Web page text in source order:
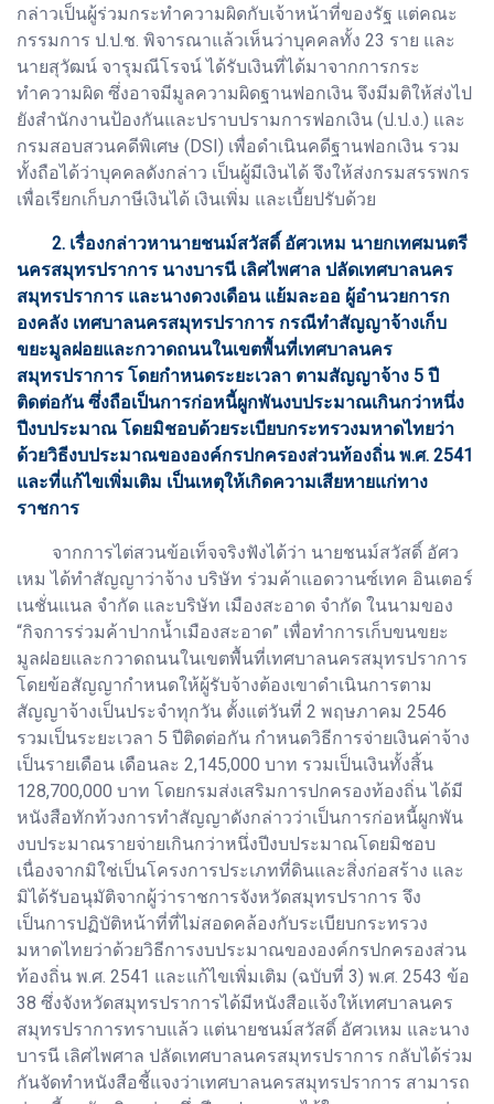
กล่าวเป็นผู้ร่วมกระทำความผิดกับเจ้าหน้าที่ของรัฐ แต่คณะ
กรรมการ ป.ป.ช. พิจารณาแล้วเห็นว่าบุคคลทั้ง 23 ราย และ
นายสุวัฒน์ จารุมณีโรจน์ ได้รับเงินที่ได้มาจากการกระ
ทำความผิด ซึ่งอาจมีมูลความผิดฐานฟอกเงิน จึงมีมติให้ส่งไป
ยังสำนักงานป้องกันและปราบปรามการฟอกเงิน (ป.ป.ง.) และ
กรมสอบสวนคดีพิเศษ (DSI) เพื่อดำเนินคดีฐานฟอกเงิน รวม
ทั้งถือได้ว่าบุคคลดังกล่าว เป็นผู้มีเงินได้ จึงให้ส่งกรมสรรพกร
เพื่อเรียกเก็บภาษีเงินได้ เงินเพิ่ม และเบี้ยปรับด้วย
2. เรื่องกล่าวหานายชนม์สวัสดิ์ อัศวเหม นายกเทศมนตรี
นครสมุทรปราการ นางบารนี เลิศไพศาล ปลัดเทศบาลนคร
สมุทรปราการ และนางดวงเดือน แย้มละออ ผู้อำนวยการก
องคลัง เทศบาลนครสมุทรปราการ กรณีทำสัญญาจ้างเก็บ
ขยะมูลฝอยและกวาดถนนในเขตพื้นที่เทศบาลนคร
สมุทรปราการ โดยกำหนดระยะเวลา ตามสัญญาจ้าง 5 ปี
ติดต่อกัน ซึ่งถือเป็นการก่อหนี้ผูกพันงบประมาณเกินกว่าหนึ่ง
ปีงบประมาณ โดยมิชอบด้วยระเบียบกระทรวงมหาดไทยว่า
ด้วยวิธีงบประมาณขององค์กรปกครองส่วนท้องถิ่น พ.ศ. 2541
และที่แก้ไขเพิ่มเติม เป็นเหตุให้เกิดความเสียหายแก่ทาง
ราชการ
จากการไต่สวนข้อเท็จจริงฟังได้ว่า นายชนม์สวัสดิ์ อัศว
เหม ได้ทำสัญญาว่าจ้าง บริษัท ร่วมค้าแอดวานซ์เทค อินเตอร์
เนชั่นแนล จำกัด และบริษัท เมืองสะอาด จำกัด ในนามของ
“กิจการร่วมค้าปากน้ำเมืองสะอาด” เพื่อทำการเก็บขนขยะ
มูลฝอยและกวาดถนนในเขตพื้นที่เทศบาลนครสมุทรปราการ
โดยข้อสัญญากำหนดให้ผู้รับจ้างต้องเขาดำเนินการตาม
สัญญาจ้างเป็นประจำทุกวัน ตั้งแต่วันที่ 2 พฤษภาคม 2546
รวมเป็นระยะเวลา 5 ปีติดต่อกัน กำหนดวิธีการจ่ายเงินค่าจ้าง
เป็นรายเดือน เดือนละ 2,145,000 บาท รวมเป็นเงินทั้งสิ้น
128,700,000 บาท โดยกรมส่งเสริมการปกครองท้องถิ่น ได้มี
หนังสือทักท้วงการทำสัญญาดังกล่าวว่าเป็นการก่อหนี้ผูกพัน
งบประมาณรายจ่ายเกินกว่าหนึ่งปีงบประมาณโดยมิชอบ
เนื่องจากมิใช่เป็นโครงการประเภทที่ดินและสิ่งก่อสร้าง และ
มิได้รับอนุมัติจากผู้ว่าราชการจังหวัดสมุทรปราการ จึง
เป็นการปฏิบัติหน้าที่ที่ไม่สอดคล้องกับระเบียบกระทรวง
มหาดไทยว่าด้วยวิธีการงบประมาณขององค์กรปกครองส่วน
ท้องถิ่น พ.ศ. 2541 และแก้ไขเพิ่มเติม (ฉบับที่ 3) พ.ศ. 2543 ข้อ
38 ซึ่งจังหวัดสมุทรปราการได้มีหนังสือแจ้งให้เทศบาลนคร
สมุทรปราการทราบแล้ว แต่นายชนม์สวัสดิ์ อัศวเหม และนาง
บารนี เลิศไพศาล ปลัดเทศบาลนครสมุทรปราการ กลับได้ร่วม
กันจัดทำหนังสือชี้แจงว่าเทศบาลนครสมุทรปราการ สามารถ